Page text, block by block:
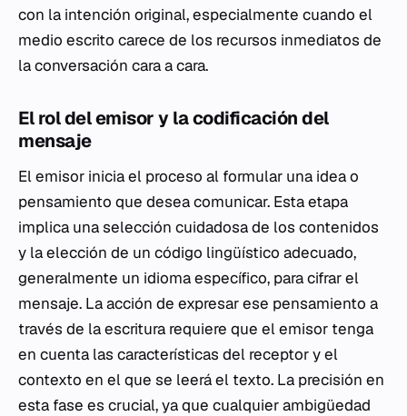
con la intención original, especialmente cuando el
medio escrito carece de los recursos inmediatos de
la conversación cara a cara.
El rol del emisor y la codificación del
mensaje
El emisor inicia el proceso al formular una idea o
pensamiento que desea comunicar. Esta etapa
implica una selección cuidadosa de los contenidos
y la elección de un código lingüístico adecuado,
generalmente un idioma específico, para cifrar el
mensaje. La acción de expresar ese pensamiento a
través de la escritura requiere que el emisor tenga
en cuenta las características del receptor y el
contexto en el que se leerá el texto. La precisión en
esta fase es crucial, ya que cualquier ambigüedad